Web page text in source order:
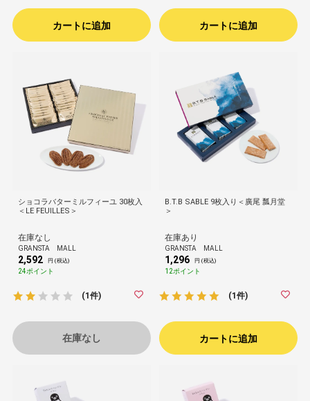
カートに追加 カートに追加
ショコラバターミルフィーユ 30枚入
＜LE FEUILLES＞
在庫なし
GRANSTA MALL
2,592 円 (税込)
24ポイント
(1件)
在庫なし
B.T.B SABLE 9枚入り＜廣尾 瓢月堂
＞
在庫あり
GRANSTA MALL
1,296 円 (税込)
12ポイント
(1件)
カートに追加